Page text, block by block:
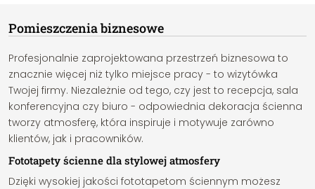
Pomieszczenia biznesowe
Profesjonalnie zaprojektowana przestrzeń biznesowa to
znacznie więcej niż tylko miejsce pracy - to wizytówka
Twojej firmy. Niezależnie od tego, czy jest to recepcja, sala
konferencyjna czy biuro - odpowiednia dekoracja ścienna
tworzy atmosferę, która inspiruje i motywuje zarówno
klientów, jak i pracowników.
Fototapety ścienne dla stylowej atmosfery
Dzięki wysokiej jakości fototapetom ściennym możesz